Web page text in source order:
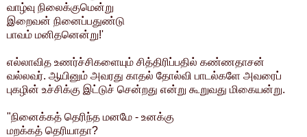
வாழ்வு நிலைக்குமென்று
இறைவன் நினைப்பதுண்டு
பாவம் மனிதனென்று!'
எல்லாவித உணர்ச்சிகளையும் சித்திரிப்பதில் கண்ணதாசன்
வல்லவர். ஆயினும் அவரது காதல் தோல்வி பாடல்களே அவரைப்
புகழின் உச்சிக்கு இட்டுச் சென்றது என்று கூறுவது மிகையன்று.
"நினைக்கத் தெரிந்த மனமே - உனக்கு
மறக்கத் தெரியாதா?